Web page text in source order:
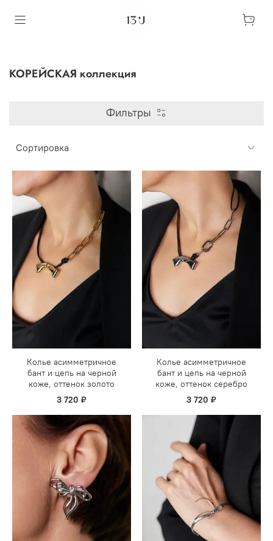
КОРЕЙСКАЯ коллекция
Фильтры
Колье асимметричное
бант и цепь на черной
коже, оттенок золото
3 720 ₽
Колье асимметричное
бант и цепь на черной
коже, оттенок серебро
3 720 ₽